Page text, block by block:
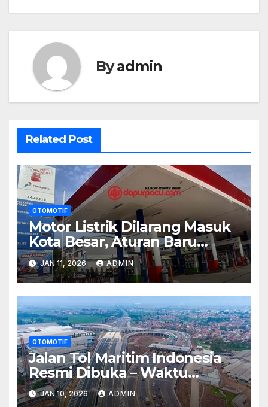
Byadmin
Related Post
OTOMOTIF
Motor Listrik Dilarang Masuk
Kota Besar, Aturan Baru
Kontroversial
JAN 11, 2026 ADMIN
OTOMOTIF
Jalan Tol Maritim Indonesia
Resmi Dibuka – Waktu
Tempuh Ke Sulawesi Turun
40%
JAN 10, 2026 ADMIN